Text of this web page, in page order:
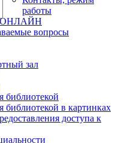
работы
ОНЛАЙН
вопросы
зал
библиотекой
библиотекой в картинках
доступа к